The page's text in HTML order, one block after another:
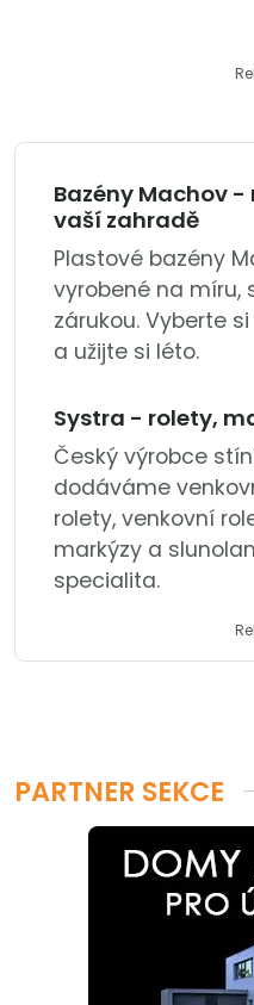
Bazény Machov
vaší zahradě
Plastové bazény
vyrobené na míru,
zárukou. Vyberte
a užijte si léto.
Systra - rolety,
Český výrobce
dodáváme
rolety, venkovní
markýzy a
specialita.
PARTNER SEKCE